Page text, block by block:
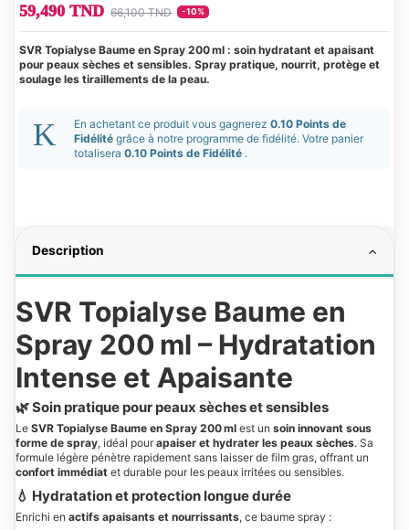
59,490 TND 66,100 TND -10%
SVR Topialyse Baume en Spray 200 ml : soin hydratant et apaisant
pour peaux sèches et sensibles. Spray pratique, nourrit, protège et
soulage les tiraillements de la peau.
En achetant ce produit vous gagnerez 0.10 Points de
Fidélité grâce à notre programme de fidélité. Votre panier
totalisera 0.10 Points de Fidélité .
Description
SVR Topialyse Baume en
Spray 200 ml – Hydratation
Intense et Apaisante
🌿 Soin pratique pour peaux sèches et sensibles
Le SVR Topialyse Baume en Spray 200 ml est un soin innovant sous
forme de spray, idéal pourapaiser et hydrater les peaux sèches. Sa
formule légère pénètre rapidement sans laisser de film gras, offrant un
confort immédiat et durable pour les peaux irritées ou sensibles.
💧 Hydratation et protection longue durée
Enrichi en actifs apaisants et nourrissants, ce baume spray :